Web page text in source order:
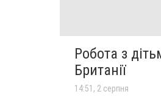
Робота з
Британії
14:51, 2 серпня